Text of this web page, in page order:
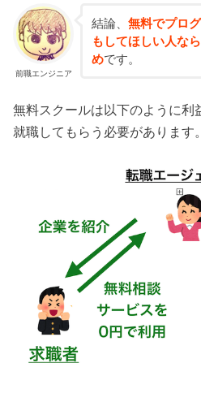
前職エンジニア
結論、 無料でプロ
もしてほしい人な
めです。
無料スクールは以下のように利
就職してもらう必要があります。